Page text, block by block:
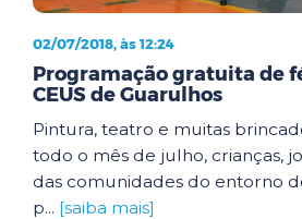
02/07/2018, às 12:24
Programação gratuita de
CEUS de Guarulhos
Pintura, teatro e muitas
todo o mês de julho, crianças,
das comunidades do entorno
p... [saiba mais]